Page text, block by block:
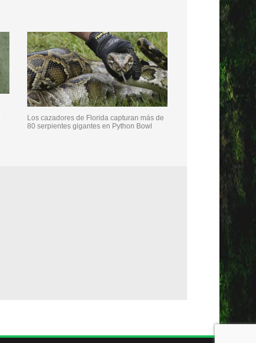
Los cazadores de Florida capturan más de
80 serpientes gigantes en Python Bowl